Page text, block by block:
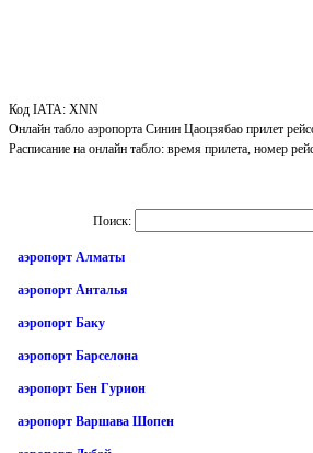
Код IATA: XNN
Онлайн табло аэропорта Синин Цаоцзябао прилет
Расписание на онлайн табло: время прилета, номер
Поиск:
аэропорт Алматы
аэропорт Анталья
аэропорт Баку
аэропорт Барселона
аэропорт Бен Гурион
аэропорт Варшава Шопен